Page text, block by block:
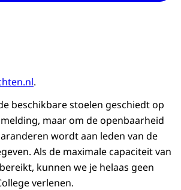
.
beschikbare stoelen geschiedt op
maar om de openbaarheid
wordt aan leden van de
Als de maximale capaciteit van
kunnen we je helaas geen
verlenen.